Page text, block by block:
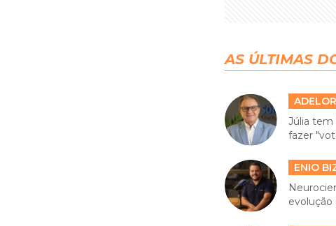
AS ÚLTIMAS
Júlia tem
fazer
ENIO
evolução